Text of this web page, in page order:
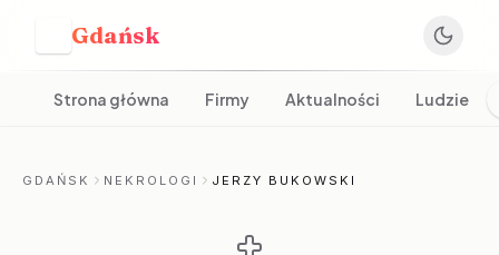
Gdańsk
Strona główna Firmy Aktualności Ludzie
GDAŃSK NEKROLOGI JERZY BUKOWSKI